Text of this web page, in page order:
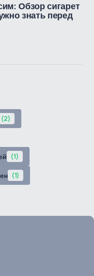
Обзор сигарет
знать перед
(2)
(1)
(1)